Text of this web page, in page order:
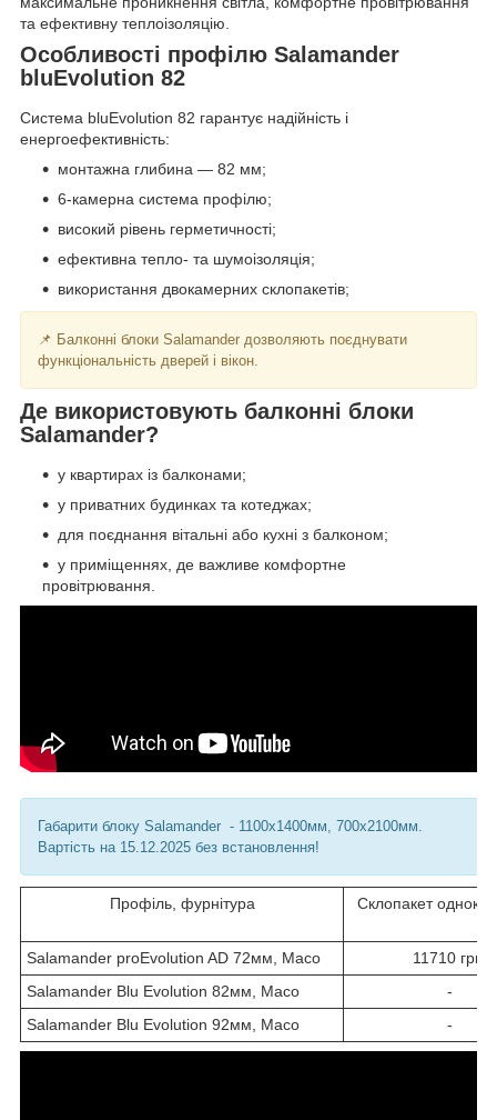
та ефективну теплоізоляцію.
Особливості профілю Salamander
bluEvolution 82
Система bluEvolution 82 гарантує надійність і
енергоефективність:
монтажна глибина — 82 мм;
6-камерна система профілю;
високий рівень герметичності;
ефективна тепло- та шумоізоляція;
використання двокамерних склопакетів;
📌 Балконні блоки Salamander дозволяють поєднувати
функціональність дверей і вікон.
Де використовують балконні блоки
Salamander?
у квартирах із балконами;
у приватних будинках та котеджах;
для поєднання вітальні або кухні з балконом;
у приміщеннях, де важливе комфортне
провітрювання.
Габарити блоку Salamander - 1100х1400мм, 700х2100мм.
Вартість на 15.12.2025 без встановлення!
Профіль, фурнітура Склопакет
Salamander proEvolution AD 72мм, Maco
11710 грн.
Salamander Blu Evolution 82мм, Maco
-
Salamander Blu Evolution 92мм, Maco
-